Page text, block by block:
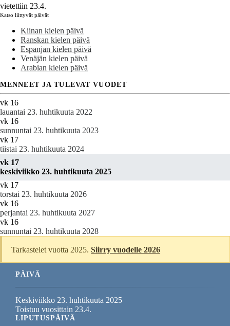
vietettiin 23.4.
Katso liittyvät päivät
Kiinan kielen päivä
Ranskan kielen päivä
Espanjan kielen päivä
Venäjän kielen päivä
Arabian kielen päivä
MENNEET JA TULEVAT VUODET
vk 16
lauantai 23. huhtikuuta 2022
vk 16
sunnuntai 23. huhtikuuta 2023
vk 17
tiistai 23. huhtikuuta 2024
vk 17
keskiviikko 23. huhtikuuta 2025
vk 17
torstai 23. huhtikuuta 2026
vk 16
perjantai 23. huhtikuuta 2027
vk 16
sunnuntai 23. huhtikuuta 2028
Tarkastelet vuotta 2025.Siirry vuodelle 2026
PÄIVÄ
Keskiviikko 23. huhtikuuta 2025
Toistuu vuosittain 23.4.
LIPUTUSPÄIVÄ